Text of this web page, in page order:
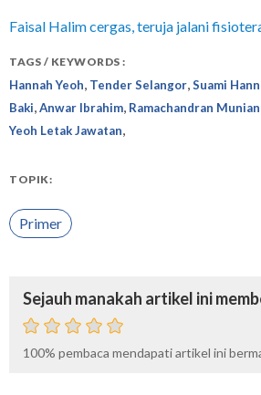
Faisal Halim cergas, teruja jalani
TAGS / KEYWORDS :
Hannah Yeoh Tender Selangor Suami
Baki Anwar Ibrahim Ramachandran
Yeoh Letak Jawatan
TOPIK:
Primer
Sejauh manakah artikel ini
100% pembaca mendapati artikel ini